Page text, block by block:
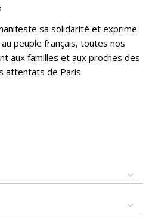
sa solidarité et exprime
peuple français, toutes nos
aux familles et aux proches des
attentats de Paris.